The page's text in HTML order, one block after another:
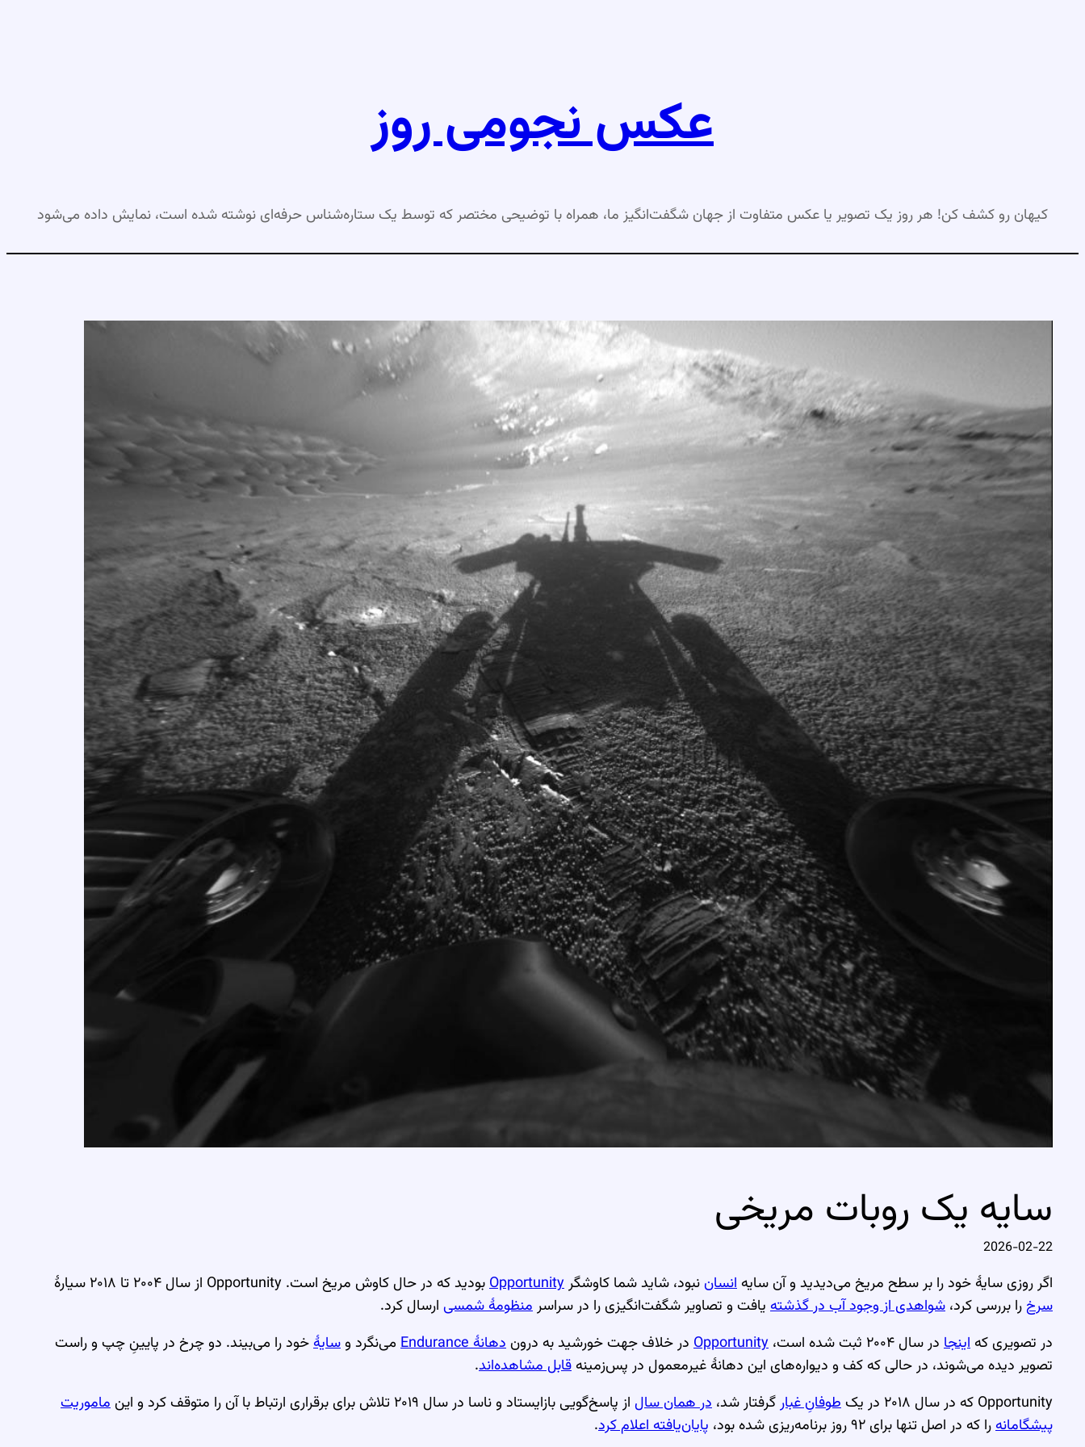
عکس نجومی روز
کیهان رو کشف کن! هر روز یک تصویر یا عکس متفاوت از جهان شگفت‌انگیز ما، همراه با توضیحی مختصر که توسط یک ستاره‌شناس حرفه‌ای نوشته شده است، نمایش داده می‌شود
سایه یک روبات مریخی
2026-02-22
اگر روزی سایهٔ خود را بر سطح مریخ می‌دیدید و آن سایه انسان نبود، شاید شما کاوشگرOpportunityبودید که در حال کاوش مریخ است. Opportunity از سال ۲۰۰۴ تا ۲۰۱۸ سیارهٔ
سرخ را بررسی کرد، شواهدی از وجود آب در گذشته یافت و تصاویر شگفت‌انگیزی را در سراسرمنظومهٔ شمسی ارسال کرد.
در تصویری که اینجا در سال ۲۰۰۴ ثبت شده است، Opportunity در خلاف جهت خورشید به درون دهانهٔ Endurance می‌نگرد و سایهٔخود را می‌بیند. دو چرخ در پایینِ چپ و راست
تصویر دیده می‌شوند، در حالی که کف و دیواره‌های این دهانهٔ غیرمعمول در پس‌زمینه قابل مشاهده‌اند.
Opportunity که در سال ۲۰۱۸ در یک
طوفانِ غبارگرفتار شد، در همان سال از پاسخ‌گویی بازایستاد و ناسا در سال ۲۰۱۹ تلاش برای برقراری ارتباط با آن را متوقف کرد و این
ماموریت
پیشگامانهرا که در اصل تنها برای ۹۲ روز برنامه‌ریزی شده بود، پایان‌یافته اعلام کرد.